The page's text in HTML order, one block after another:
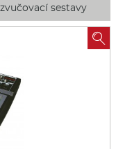
sestavy
